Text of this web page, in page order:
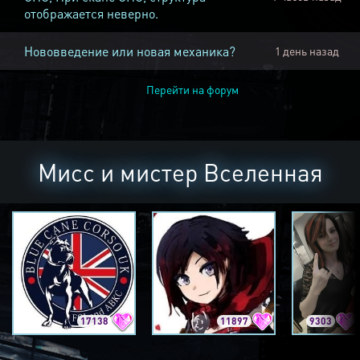
отображается неверно.
Нововведение или новая механика? 1 день назад
Перейти на форум
Мисс и мистер Вселенная
17138 11897 9303